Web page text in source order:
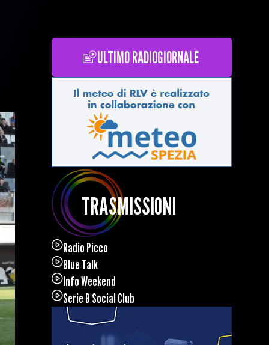
ULTIMO RADIOGIORNALE
TRASMISSIONI
Radio Picco
Blue Talk
Info Weekend
Serie B Social Club